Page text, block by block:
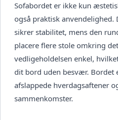
Sofabordet er ikke kun
også praktisk
sikrer stabilitet, mens den
placere flere stole omkring
vedligeholdelsen enkel,
dit bord uden besvær. Bordet
afslappede hverdagsaftener
sammenkomster.